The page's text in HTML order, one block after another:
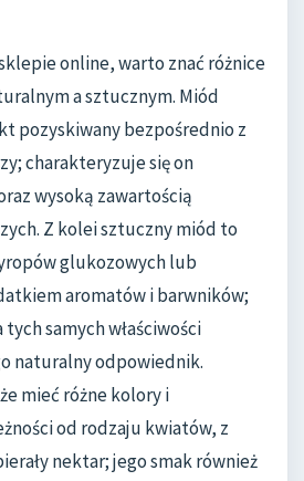
online, warto znać różnice
a sztucznym. Miód
pozyskiwany bezpośrednio z
charakteryzuje się on
wysoką zawartością
Z kolei sztuczny miód to
glukozowych lub
aromatów i barwników;
samych właściwości
naturalny odpowiednik.
mieć różne kolory i
od rodzaju kwiatów, z
nektar; jego smak również